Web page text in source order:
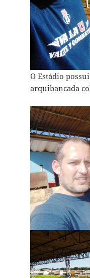
O Estádio
arquibancada